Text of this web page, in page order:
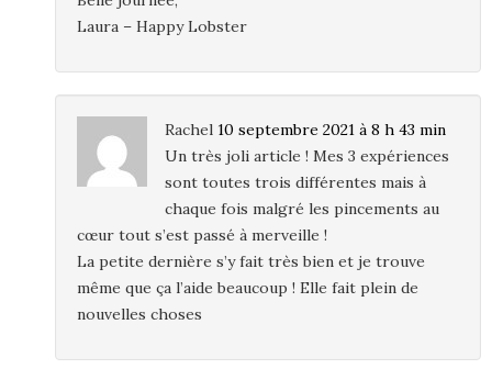
Laura – Happy Lobster
Rachel 10 septembre 2021 à 8 h 43 min
Un très joli article ! Mes 3 expériences
sont toutes trois différentes mais à
chaque fois malgré les pincements au
cœur tout s’est passé à merveille !
La petite dernière s’y fait très bien et je trouve
même que ça l’aide beaucoup ! Elle fait plein de
nouvelles choses